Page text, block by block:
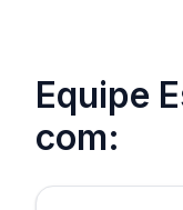
Equipe
com: